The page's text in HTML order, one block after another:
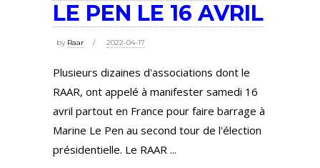
LE PEN LE 16 AVRIL
by Raar 2022-04-17
Plusieurs dizaines d'associations dont le
RAAR, ont appelé à manifester samedi 16
avril partout en France pour faire barrage à
Marine Le Pen au second tour de l'élection
présidentielle. Le RAAR